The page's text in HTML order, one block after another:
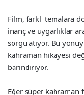
Film, farklı temalara
inanç ve uygarlıklar
sorgulatıyor. Bu
kahraman hikayesi
barındırıyor.
Eğer süper kahraman